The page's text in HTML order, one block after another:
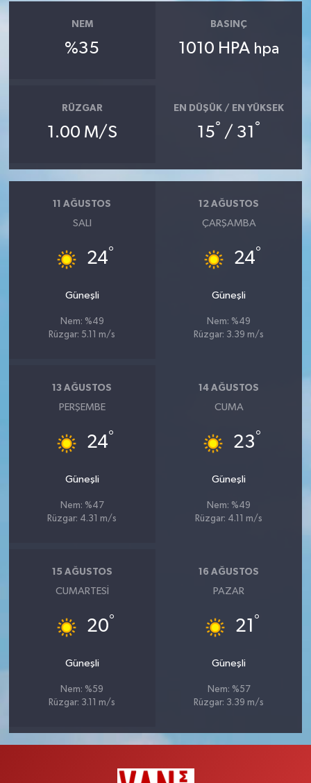
NEM
%35
BASINÇ
1010 HPA hpa
RÜZGAR
1.00 M/S
EN DÜŞÜK / EN YÜKSEK
15° / 31 °
11 AĞUSTOS
SALI
24°
Güneşli
Nem: %49
Rüzgar: 5.11 m/s
12 AĞUSTOS
ÇARŞAMBA
24°
Güneşli
Nem: %49
Rüzgar: 3.39 m/s
13 AĞUSTOS
PERŞEMBE
24°
Güneşli
Nem: %47
Rüzgar: 4.31 m/s
14 AĞUSTOS
CUMA
23°
Güneşli
Nem: %49
Rüzgar: 4.11 m/s
15 AĞUSTOS
CUMARTESI
20°
Güneşli
Nem: %59
Rüzgar: 3.11 m/s
16 AĞUSTOS
PAZAR
21 °
Güneşli
Nem: %57
Rüzgar: 3.39 m/s